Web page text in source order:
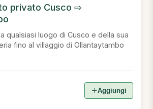
privato Cusco ⇨
qualsiasi luogo di Cusco e della sua
fino al villaggio di Ollantaytambo
Aggiungi